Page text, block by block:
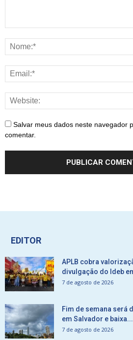
Salvar meus dados neste navegador
comentar.
EDITOR
APLB cobra
divulgação do Ideb
7 de agosto de 2026
Fim de semana será
em Salvador e baixa...
7 de agosto de 2026